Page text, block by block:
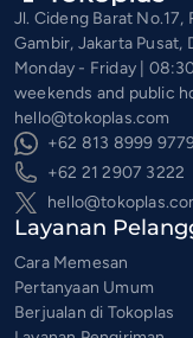
Jl. Cideng Barat No.17,
Gambir, Jakarta Pusat,
Monday - Friday |
weekends and public
hello@tokoplas.com
+62 813 8999
+62 21 2907 3222
Layanan
Cara Memesan
Pertanyaan Umum
Berjualan di Tokoplas